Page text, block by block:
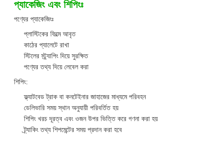
প্যাকেজিং এবং শিপিংঃ
পণ্যের প্যাকেজিংঃ
প্লাস্টিকের ফিল্মে আবৃত
কাঠের প্যালেটে রাখা
স্টিলের স্ট্র্যাপিং দিয়ে সুরক্ষিত
পণ্যের তথ্য দিয়ে লেবেল করা
শিপিং:
ফ্ল্যাটবেড ট্রাক বা কনটেইনার জাহাজের মাধ্যমে পরিবহন
ডেলিভারি সময় স্থান অনুযায়ী পরিবর্তিত হয়
শিপিং খরচ দূরত্ব এবং ওজন উপর ভিত্তি করে গণনা করা হয়
ট্র্যাকিং তথ্য শিপমেন্টের সময় প্রদান করা হবে